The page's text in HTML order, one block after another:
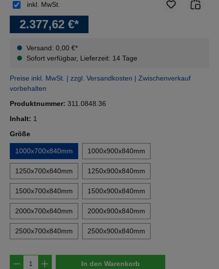
2.377,62 €*
Versand: 0,00 €*
Sofort verfügbar, Lieferzeit: 14 Tage
inkl. MwSt.
Preise inkl. MwSt. | zzgl. Versandkosten | Zwischenverkauf
vorbehalten
Produktnummer: 311.0848.36
Inhalt: 1
Größeauswählen
1000x700x840mm 1000x900x840mm
1250x700x840mm 1250x900x840mm
1500x700x840mm 1500x900x840mm
2000x700x840mm 2000x900x840mm
2500x700x840mm 2500x900x840mm
Produkt Anzahl: Gib den gewünschten
In den Warenkorb